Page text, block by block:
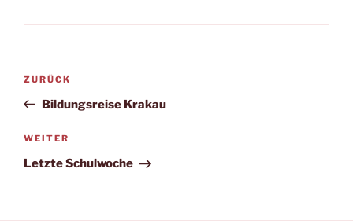
Beitragsnavigation
Vorheriger
Beitrag
ZURÜCK
Bildungsreise Krakau
Nächster
Beitrag
WEITER
Letzte Schulwoche